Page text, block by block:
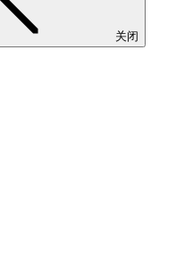
关闭